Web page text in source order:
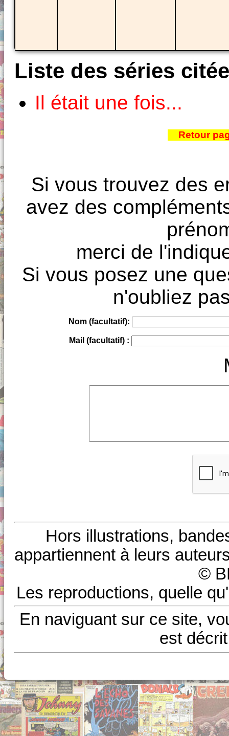
Liste des séries
Il était une fois...
Retour
Si vous trouvez des
avez des
merci de
Si vous posez une
n'oubliez
Nom (facultatif):
Mail (facultatif) :
Hors illustrations,
appartiennent à leurs
©
Les reproductions, quelle
En naviguant sur ce site,
est